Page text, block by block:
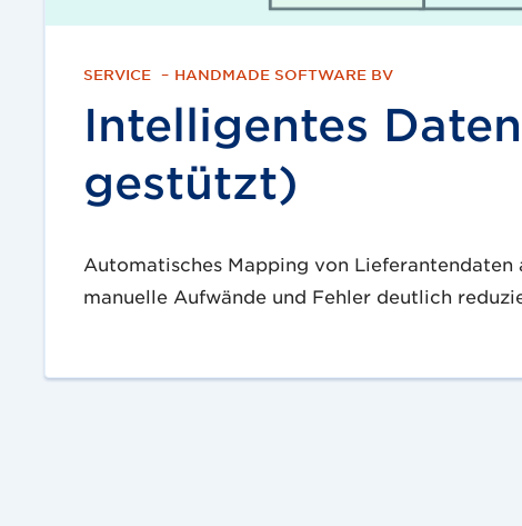
SERVICE – HANDMADE SOFTWARE BV
Intelligentes
gestützt)
Automatisches Mapping von
manuelle Aufwände und Fehler deutlich